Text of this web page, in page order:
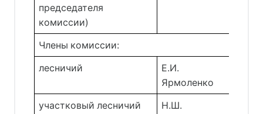
председателя
комиссии)
Члены комиссии:
лесничий
Е.И.
Ярмоленко
участковый лесничий
Н.Ш.